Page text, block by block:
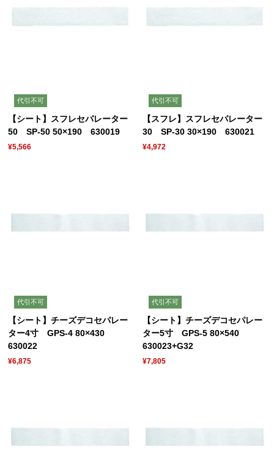
代引不可
【シート】スフレセパレーター
50 SP-50 50×190 630019
¥5,566
代引不可
【スフレ】スフレセパレーター
30 SP-30 30×190 630021
¥4,972
代引不可
【シート】チーズデコセパレー
ター4寸 GPS-4 80×430
630022
¥6,875
代引不可
【シート】チーズデコセパレー
ター5寸 GPS-5 80×540
630023+G32
¥7,805